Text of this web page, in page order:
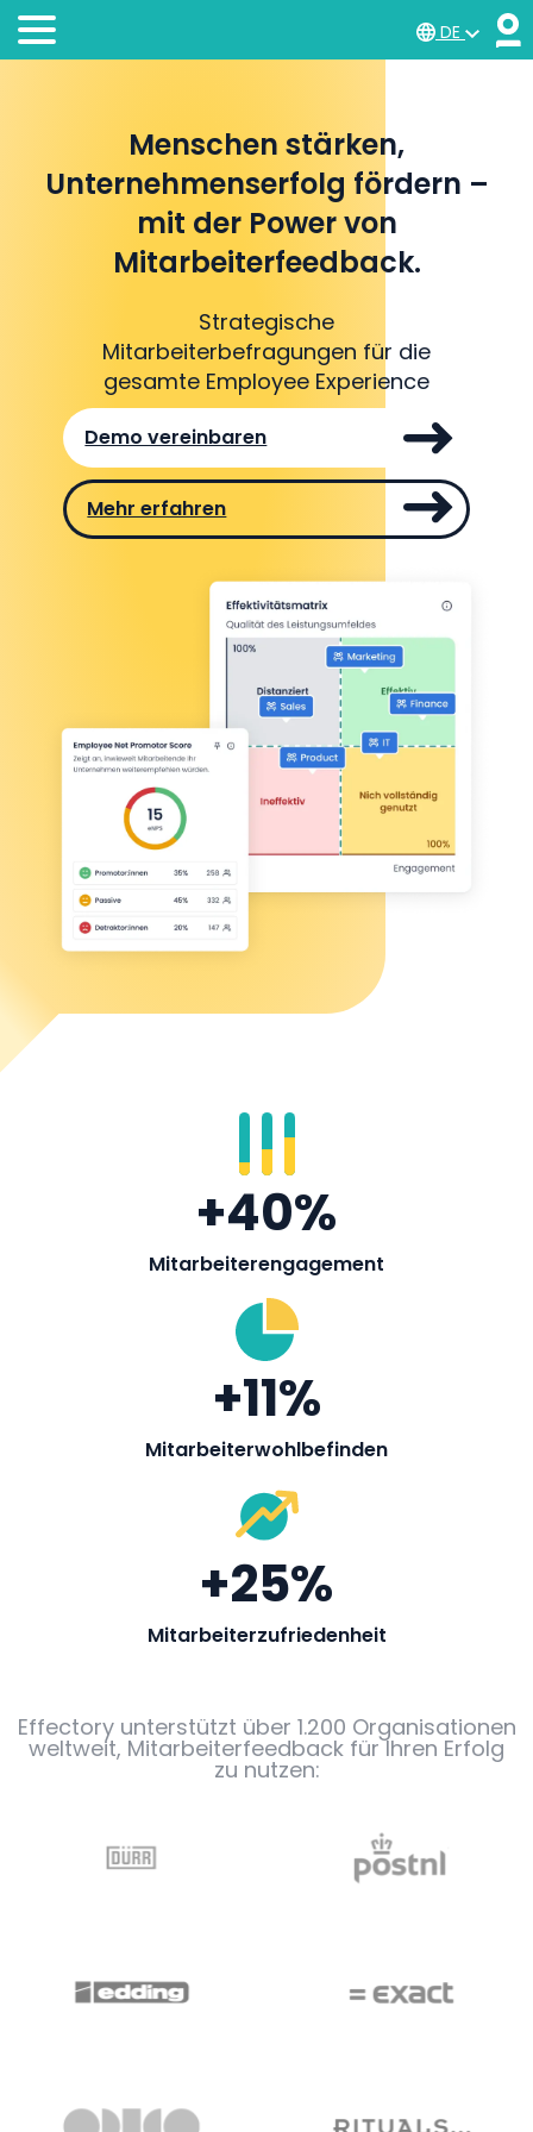
DE
Menschen stärken,
Unternehmenserfolg fördern –
mit der Power von
Mitarbeiterfeedback.
Strategische
Mitarbeiterbefragungen für die
gesamte Employee Experience
Demo vereinbaren
Mehr erfahren
+40%
Mitarbeiterengagement
+11%
Mitarbeiterwohlbefinden
+25%
Mitarbeiterzufriedenheit
Effectory unterstützt über 1.200 Organisationen
weltweit, Mitarbeiterfeedback für Ihren Erfolg
zu nutzen: